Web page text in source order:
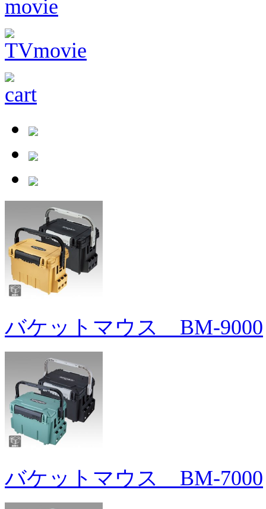
バケットマウス BM-9000
バケットマウス BM-7000